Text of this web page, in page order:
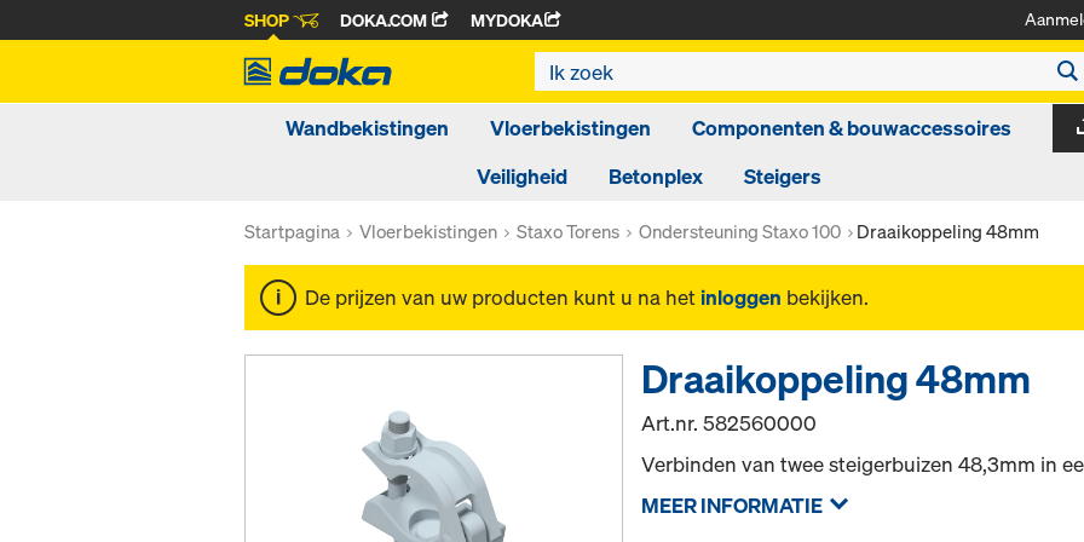
SHOP DOKA.COM MYDOKA
Wandbekistingen Vloerbekistingen
Componenten & bouwaccessoires
Veiligheid
Betonplex Steigers
Startpagina Vloerbekistingen Staxo Torens Ondersteuning Staxo 100 Draaikoppeling 48mm
De prijzen van uw producten kunt u na het inloggen bekijken.
Draaikoppeling 48mm
Art.nr.582560000
Verbinden van twee steigerbuizen 48,3mm in
MEER INFORMATIE